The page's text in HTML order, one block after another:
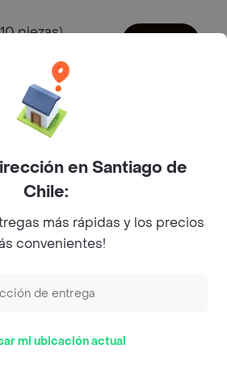
piezas)
en palta.
camarón, queso
en panko.
queso
en Santiago de
Chile:
más rápidas y los precios
convenientes!
mi ubicación actual